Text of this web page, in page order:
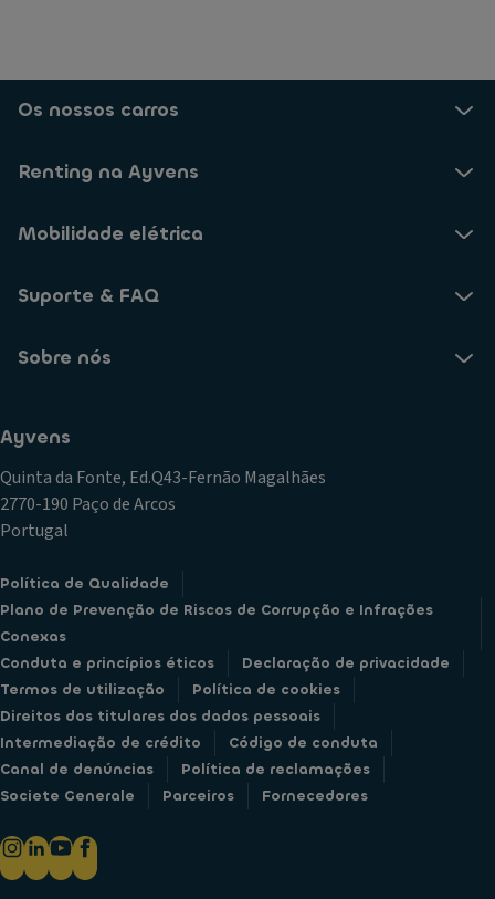
Os nossos carros
Renting na Ayvens
Mobilidade elétrica
Suporte & FAQ
Sobre nós
Ayvens
Quinta da Fonte, Ed.Q43-Fernão Magalhães
2770-190 Paço de Arcos
Portugal
Política de Qualidade
Plano de Prevenção de Riscos de Corrupção e Infrações
Conexas
Conduta e princípios éticos
Declaração de privacidade
Termos de utilização
Política de cookies
Direitos dos titulares dos dados pessoais
Intermediação de crédito
Código de conduta
Canal de denúncias
Política de reclamações
Societe Generale
Parceiros Fornecedores